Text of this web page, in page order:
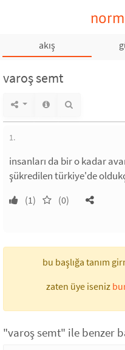
akış
varoş semt
1.
insanları da bir o kadar
şükredilen türkiye'de
(1) (0)
bu başlığa tanım
zaten üye iseniz
"varoş semt" ile benzer